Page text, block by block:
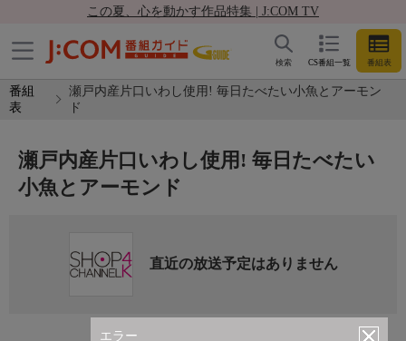
この夏、心を動かす作品特集 | J:COM TV
CS番組一覧 番組表
検索
番組
表
瀬戸内産片口いわし使用! 毎日たべたい小魚とアーモン
ド
エラー
瀬戸内産片口いわし使用! 毎日たべたい
小魚とアーモンド
直近の放送予定はありません